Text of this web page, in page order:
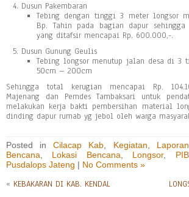
Dusun Pakembaran
Tebing dengan tinggi 3 meter longsor
Bp. Tahin pada bagian dapur
yang ditafsir mencapai Rp. 600.000,-.
Dusun Gunung Geulis
Tebing longsor menutup jalan desa di 3
50cm – 200cm
Sehingga total kerugian mencapai Rp.
Majenang dan Pemdes Tambaksari untuk
melakukan kerja bakti pembersihan material
dinding dapur rumab yg jebol oleh warga
Posted inCilacap Kab Kegiatan
Laporan
Bencana
Lokasi Bencana Longsor, PIB
Pusdalops Jateng | No Comments »
« KEBAKARAN DI KAB. KENDAL